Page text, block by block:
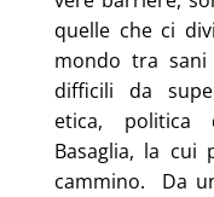
quelle che ci
mondo tra
difficili da
etica, politica
Basaglia, la cui
cammino. Da